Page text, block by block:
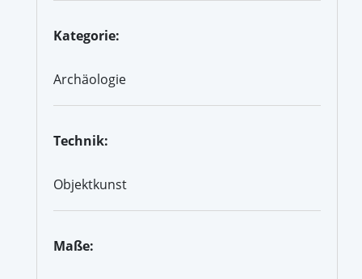
Kategorie:
Archäologie
Technik:
Objektkunst
Maße: